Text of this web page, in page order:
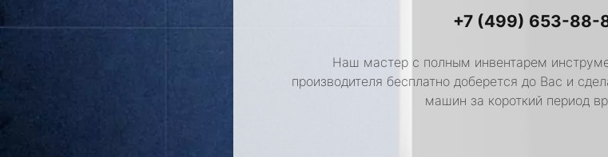
+7 (499) 653-88-
Наш мастер с полным инвентарем
производителя бесплатно доберется до Вас и
машин за короткий период